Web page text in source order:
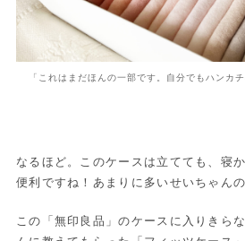
「これはまだほんの一部です。自分でもハンカ
なるほど。このケースは立てても、寝
便利ですね！あまりに多いせいちゃん
この「無印良品」のケースに入りきら